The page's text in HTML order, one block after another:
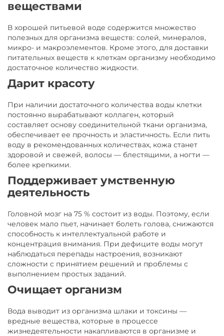
веществами
В хорошей питьевой воде содержится множество
полезных для организма веществ: солей, минералов,
микро- и макроэлементов. Кроме этого, для доставки
питательных веществ к клеткам организму необходимо
достаточное количество жидкости.
Дарит красоту
При наличии достаточного количества воды клетки
постоянно вырабатывают коллаген, который
составляет основу соединительной ткани организма,
обеспечивает ее прочность и эластичность. Если пить
воду в рекомендованных количествах, кожа станет
здоровой и свежей, волосы — блестящими, а ногти —
более крепкими.
Поддерживает умственную
деятельность
Головной мозг на 75 % состоит из воды. Поэтому, если
человек мало пьет, начинает болеть голова, снижаются
способность к интеллектуальной работе и
концентрация внимания. При дефиците воды могут
наблюдаться перепады настроения, возникают
сложности с принятием решений и проблемы с
выполнением простых заданий.
Очищает организм
Вода выводит из организма шлаки и токсины —
вредные вещества, которые в процессе
жизнедеятельности накапливаются в организме и